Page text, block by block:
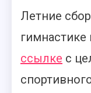
Летние
ссылке с